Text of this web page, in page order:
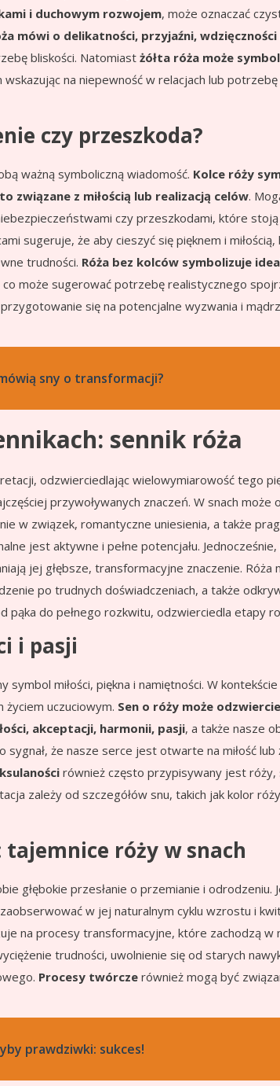
i duchowym rozwojem, może oznaczać
mówi o delikatności, przyjaźni, wdzięczności
bliskości. Natomiastżółta róża może
wskazując na niepewność w relacjach lub
czy przeszkoda?
ważną symboliczną wiadomość. Kolce róży
związane z miłością lub realizacją celów.
czy przeszkodami, które
sugeruje, że aby cieszyć się pięknem i
trudności. Róża bez kolców symbolizuje
co może sugerować potrzebę realistycznego
się na potencjalne wyzwania i
sny o transformacji?
sennik róża
odzwierciedlając wielowymiarowość tego
przywoływanych znaczeń. W snach może
w związek, romantyczne uniesienia, a także
jest aktywne i pełne potencjału. Jednocześnie,
jej głębsze, transformacyjne znaczenie. Róża
po trudnych doświadczeniach, a także
pąka do pełnego rozkwitu, odzwierciedla etapy
i pasji
miłości, piękna i namiętności. W
uczuciowym. Sen o róży może
akceptacji, harmonii, pasji, a także nasze
sygnał, że nasze serce jest otwarte na miłość lub
również często przypisywany jest róży,
zależy od szczegółów snu, takich jak kolor
róży w snach
głębokie przesłanie o przemianie i odrodzeniu.
w jej naturalnym cyklu wzrostu i
na procesy transformacyjne, które zachodzą w
trudności, uwolnienie się od starych
Procesy twórcze również mogą być
prawdziwki: sukces!